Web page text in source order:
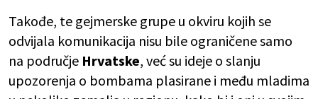
Takođe, te gejmerske grupe u okviru kojih se
odvijala komunikacija nisu bile ograničene samo
na područje Hrvatske, već su ideje o slanju
upozorenja o bombama plasirane i među mladima